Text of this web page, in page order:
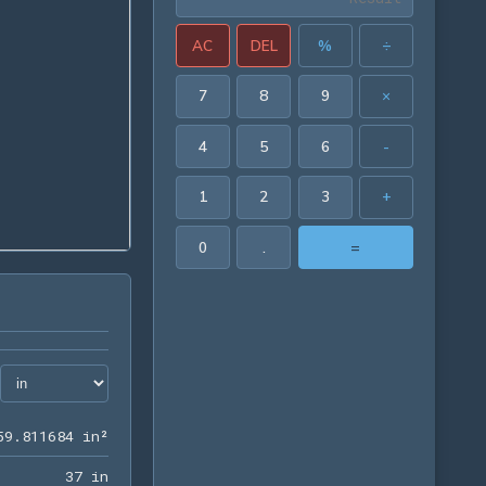
9 . 81 1684 in²
37 in
AC DEL % ÷
7 8 9 ×
4 5 6 -
1 2 3 +
0 . =